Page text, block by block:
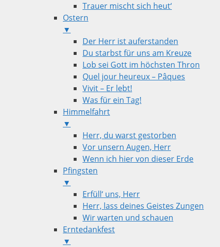
Trauer mischt sich heut‘
Ostern
▼
Der Herr ist auferstanden
Du starbst für uns am Kreuze
Lob sei Gott im höchsten Thron
Quel jour heureux – Pâques
Vivit – Er lebt!
Was für ein Tag!
Himmelfahrt
▼
Herr, du warst gestorben
Vor unsern Augen, Herr
Wenn ich hier von dieser Erde
Pfingsten
▼
Erfüll‘ uns, Herr
Herr, lass deines Geistes Zungen
Wir warten und schauen
Erntedankfest
▼